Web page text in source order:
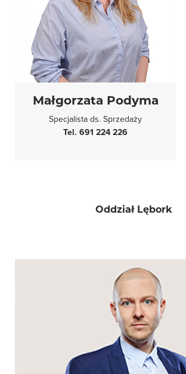
Małgorzata Podyma
Specjalista ds. Sprzedaży
Tel. 691 224 226
Oddział Lębork